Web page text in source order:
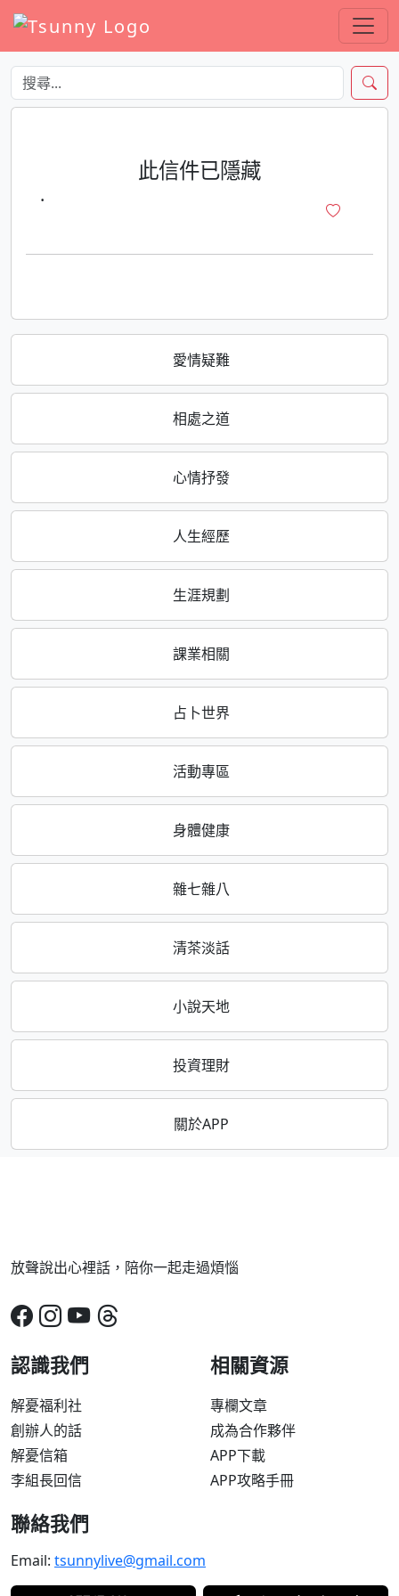
愛情疑難
相處之道
心情抒發
人生經歷
生涯規劃
課業相關
占卜世界
活動專區
身體健康
雜七雜八
清茶淡話
小說天地
投資理財
關於APP
此信件已隱藏
·
放聲說出心裡話，陪你一起走過煩惱
認識我們
解憂福利社
創辦人的話
解憂信箱
李組長回信
相關資源
專欄文章
成為合作夥伴
APP下載
APP攻略手冊
聯絡我們
Email: tsunnylive@gmail.com